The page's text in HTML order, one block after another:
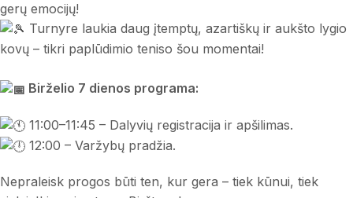
gerų emocijų!
Turnyre laukia daug įtemptų, azartiškų ir aukšto lygio
kovų – tikri paplūdimio teniso šou momentai!
Birželio 7 dienos programa:
11:00–11:45 – Dalyvių registracija ir apšilimas.
12:00 – Varžybų pradžia.
Nepraleisk progos būti ten, kur gera – tiek kūnui, tiek